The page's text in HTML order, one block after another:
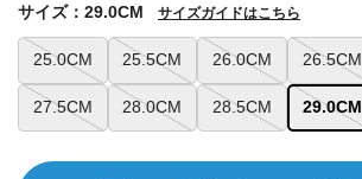
25.0CM 25.5CM 26.0CM 26.5CM
27.5CM 28.0CM 28.5CM 29.0CM
サイズ：29.0CM サイズガイドはこちら